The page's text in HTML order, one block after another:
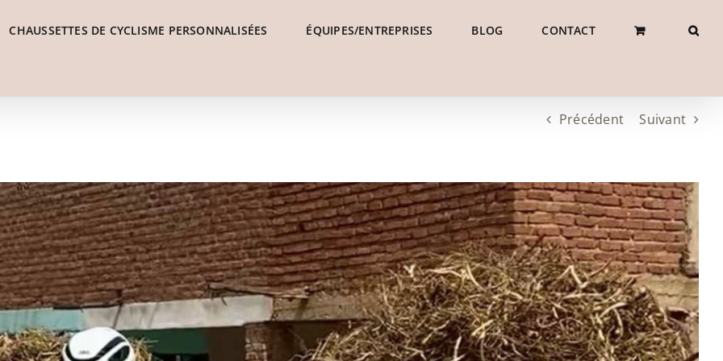
CHAUSSETTES DE CYCLISME PERSONNALISÉES ÉQUIPES/ENTREPRISES BLOG CONTACT
Précédent Suivant